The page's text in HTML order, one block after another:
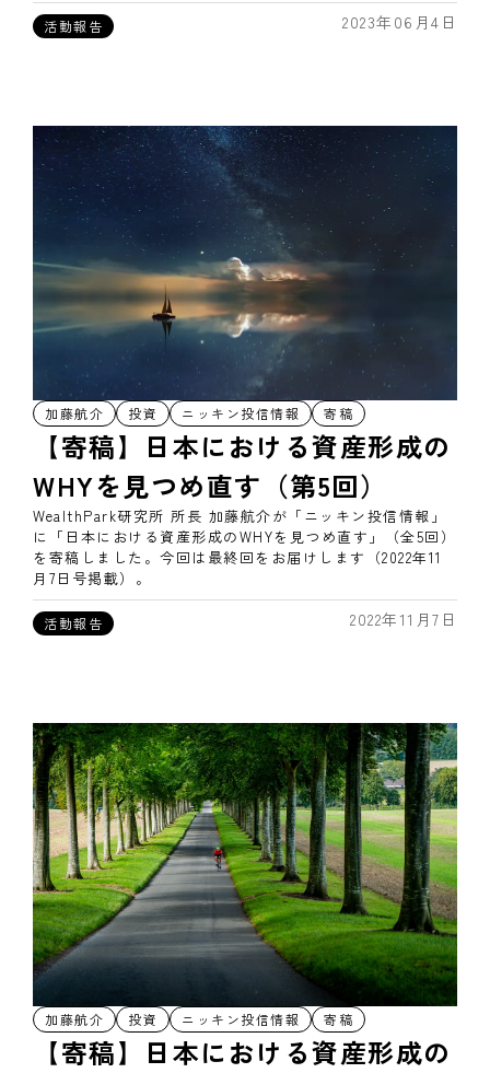
活動報告 2023年06月4日
加藤航介 投資 ニッキン投信情報 寄稿
【寄稿】日本における資産形成の
WHYを見つめ直す（第5回）
WealthPark研究所 所長 加藤航介が「ニッキン投信情報」
に「日本における資産形成のWHYを見つめ直す」（全5回）
を寄稿しました。今回は最終回をお届けします（2022年11
月7日号掲載）。
活動報告 2022年11月7日
加藤航介 投資 ニッキン投信情報 寄稿
【寄稿】日本における資産形成の